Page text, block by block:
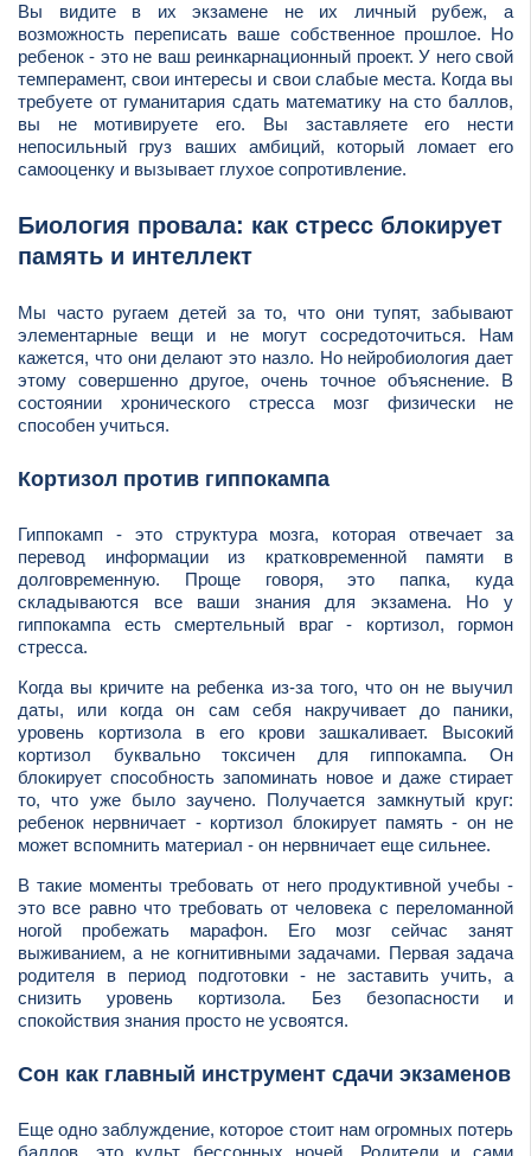
Вы видите в их экзамене не их личный рубеж, а
возможность переписать ваше собственное прошлое. Но
ребенок - это не ваш реинкарнационный проект. У него свой
темперамент, свои интересы и свои слабые места. Когда вы
требуете от гуманитария сдать математику на сто баллов,
вы не мотивируете его. Вы заставляете его нести
непосильный груз ваших амбиций, который ломает его
самооценку и вызывает глухое сопротивление.
Биология провала: как стресс блокирует
память и интеллект
Мы часто ругаем детей за то, что они тупят, забывают
элементарные вещи и не могут сосредоточиться. Нам
кажется, что они делают это назло. Но нейробиология дает
этому совершенно другое, очень точное объяснение. В
состоянии хронического стресса мозг физически не
способен учиться.
Кортизол против гиппокампа
Гиппокамп - это структура мозга, которая отвечает за
перевод информации из кратковременной памяти в
долговременную. Проще говоря, это папка, куда
складываются все ваши знания для экзамена. Но у
гиппокампа есть смертельный враг - кортизол, гормон
стресса.
Когда вы кричите на ребенка из-за того, что он не выучил
даты, или когда он сам себя накручивает до паники,
уровень кортизола в его крови зашкаливает. Высокий
кортизол буквально токсичен для гиппокампа. Он
блокирует способность запоминать новое и даже стирает
то, что уже было заучено. Получается замкнутый круг:
ребенок нервничает - кортизол блокирует память - он не
может вспомнить материал - он нервничает еще сильнее.
В такие моменты требовать от него продуктивной учебы -
это все равно что требовать от человека с переломанной
ногой пробежать марафон. Его мозг сейчас занят
выживанием, а не когнитивными задачами. Первая задача
родителя в период подготовки - не заставить учить, а
снизить уровень кортизола. Без безопасности и
спокойствия знания просто не усвоятся.
Сон как главный инструмент сдачи экзаменов
Еще одно заблуждение, которое стоит нам огромных потерь
баллов, это культ бессонных ночей. Родители и сами